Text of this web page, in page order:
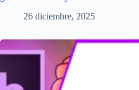
26 diciembre, 2025